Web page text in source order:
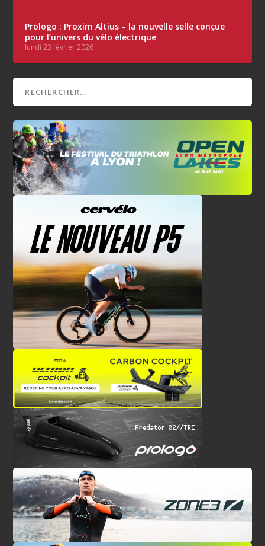
Prologo : Proxim Altius – la nouvelle selle conçue
pour l’univers du vélo électrique
lundi 23 février 2026